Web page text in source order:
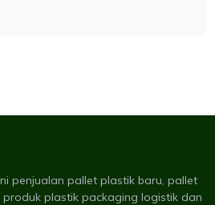
penjualan pallet plastik baru, pallet
produk plastik packaging logistik dan